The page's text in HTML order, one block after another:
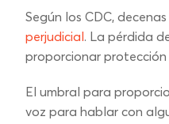
Según los CDC,
perjudicial . La pérdida
proporcionar
El umbral para
voz para hablar con